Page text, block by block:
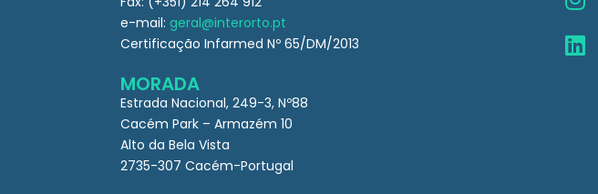
e-mail: geral@interorto.pt
Certificação Infarmed Nº 65/DM/2013
MORADA
Estrada Nacional, 249-3, Nº88
Cacém Park – Armazém 10
Alto da Bela Vista
2735-307 Cacém-Portugal